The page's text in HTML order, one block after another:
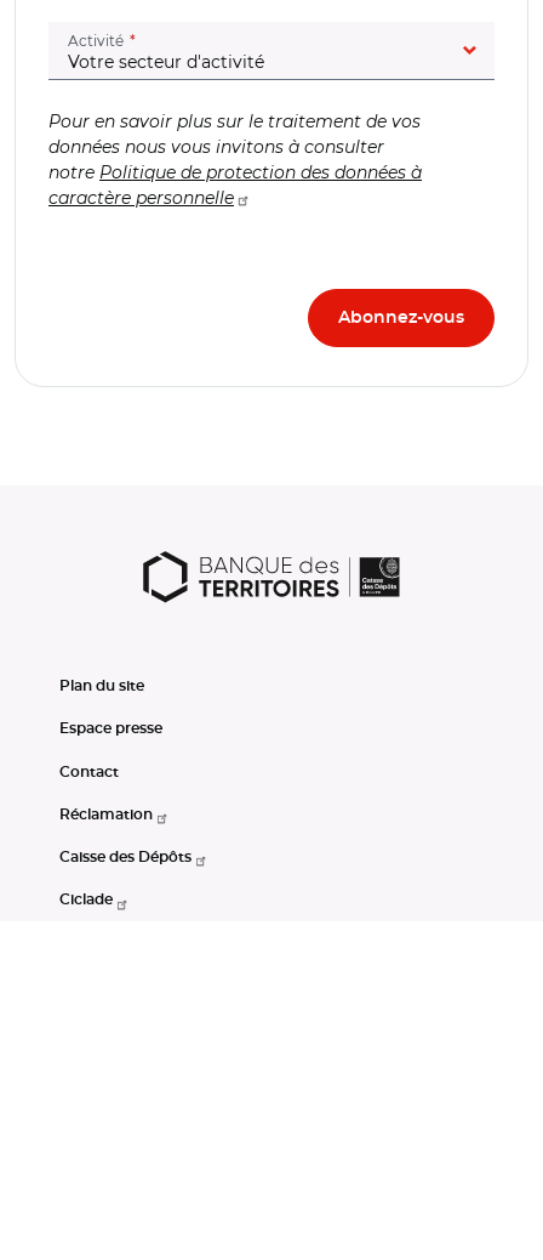
Activité (champ obligatoire)
Pour en savoir plus sur le traitement de vos
données nous vous invitons à consulter
notre Politique de protection des données à
caractère personnelle
Plan du site
Espace presse
Contact
Réclamation
Caisse des Dépôts
Ciclade